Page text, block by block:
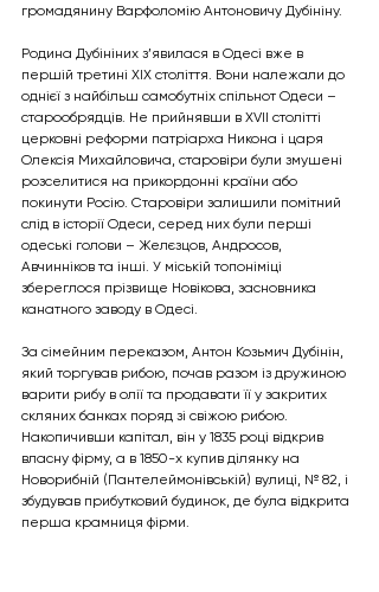
громадянину Варфоломію Антоновичу Дубініну.
Родина Дубініних з’явилася в Одесі вже в
першій третині XIX століття. Вони належали до
однієї з найбільш самобутніх спільнот Одеси –
старообрядців. Не прийнявши в XVII столітті
церковні реформи патріарха Никона і царя
Олексія Михайловича, старовіри були змушені
розселитися на прикордонні країни або
покинути Росію. Старовіри залишили помітний
слід в історії Одеси, серед них були перші
одеські голови – Желєзцов, Андросов,
Авчинніков та інші. У міській топоніміці
збереглося прізвище Новікова, засновника
канатного заводу в Одесі.
За сімейним переказом, Антон Козьмич Дубінін,
який торгував рибою, почав разом із дружиною
варити рибу в олії та продавати її у закритих
скляних банках поряд зі свіжою рибою.
Накопичивши капітал, він у 1835 році відкрив
власну фірму, а в 1850-х купив ділянку на
Новорибній (Пантелеймонівській) вулиці, № 82, і
збудував прибутковий будинок, де була відкрита
перша крамниця фірми.